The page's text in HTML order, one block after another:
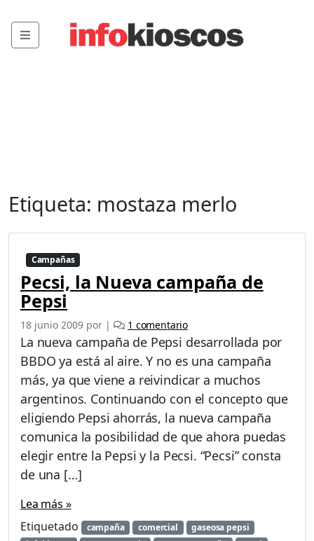
Menu
Etiqueta: mostaza merlo
Campañas
Pecsi, la Nueva campaña de
Pepsi
18 junio 2009 por | 1 comentarioe
n
e
c
s
,
l
a
a
La nueva campaña de Pepsi desarrollada por
BBDO ya está al aire. Y no es una campaña
más, ya que viene a reivindicar a muchos
argentinos. Continuando con el concepto que
eligiendo Pepsi ahorrás, la nueva campaña
comunica la posibilidad de que ahora puedas
elegir entre la Pepsi y la Pecsi. “Pecsi” consta
de una […]
Lea más »
Etiquetado
campaña comercial
gaseosa pepsi